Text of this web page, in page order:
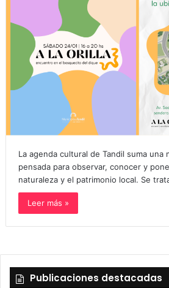
La agenda cultural de Tandil suma una
pensada para observar, conocer y
naturaleza y el patrimonio local. Se
Leer más »
Publicaciones destacadas